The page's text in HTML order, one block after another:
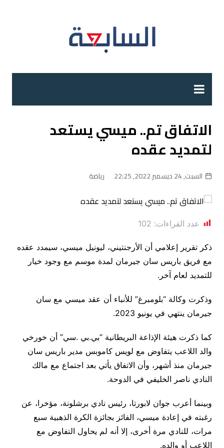
الاتفاق تم.. ميسي يستعد
لتمديد عقده
السبت, 24 ديسمبر 2022, 22:25 رياضة
عدد القراءات: 102
ذكر تقرير إعلامي أن الأرجنتيني، ليونيل ميسي، سيمدد عقده
مع فريق باريس سان جيرمان لمدة موسم مع وجود خيار
للتمديد لعام آخر.
وذكرت وكالة “بلومبرغ” للأنباء أن عقد ميسي مع سان
جيرمان ينتهي في يونيو 2023.
كما ذكرت هيئة الإذاعة البريطانية “بي.بي .سي” أن خورخي
والد اللاعب يتفاوض مع لويس كاموبس مدير باريس سان
جيرمان منذ أشهر، وأن الاتفاق يأتي بعد اجتماع مع مالك
النادي ناصر الخليفي في الدوحة.
وبينما أعرب جوان لابورتا، رئيس نادي برشلونة، مؤخرا، عن
رغبته في إعادة ميسي، الفائز بجائزة الكرة الذهبية سبع
مرات، للنادي مرة أخرى، إلا أنه لم يحاول التفاوض مع
اللاعب أو والده.